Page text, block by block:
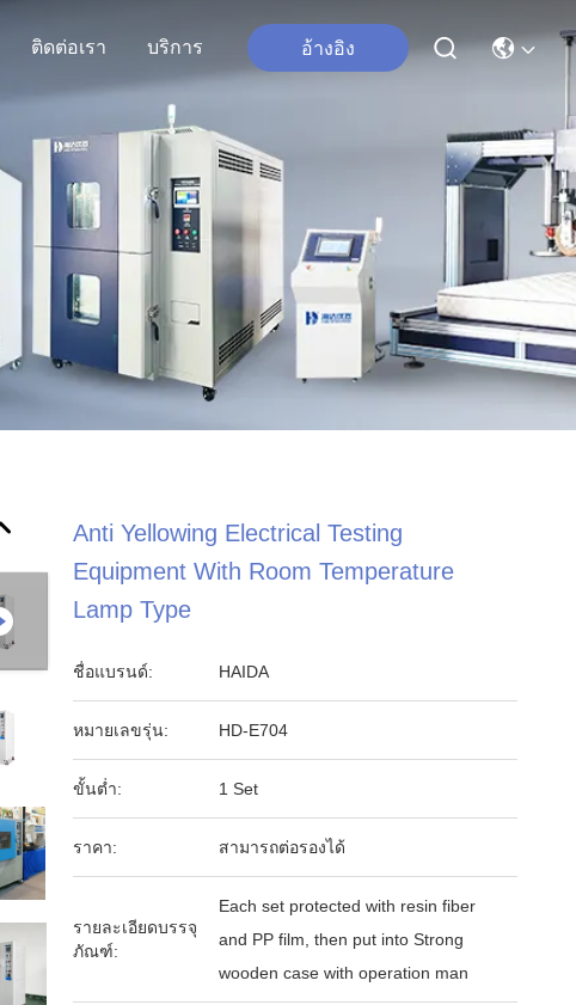
ติดต่อเรา บริการ อ้างอิง
Anti Yellowing Electrical Testing
Equipment With Room Temperature
Lamp Type
ชื่อแบรนด์: HAIDA
หมายเลขรุ่น: HD-E704
ขั้นต่ำ: 1 Set
ราคา: สามารถต่อรองได้
รายละเอียดบรรจุ
ภัณฑ์:
Each set protected with resin fiber
and PP film, then put into Strong
wooden case with operation man